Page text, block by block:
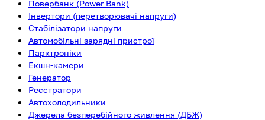
Повербанк (Power Bank)
Інвертори (перетворювачі напруги)
Стабілізатори напруги
Автомобільні зарядні пристрої
Парктроніки
Екшн-камери
Генератор
Реєстратори
Автохолодильники
Джерела безперебійного живлення (ДБЖ)